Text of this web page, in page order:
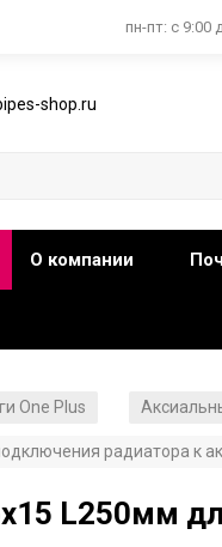
пн-пт: с 9:00
shop.ru
О компании
One Plus
радиатора к
L250мм